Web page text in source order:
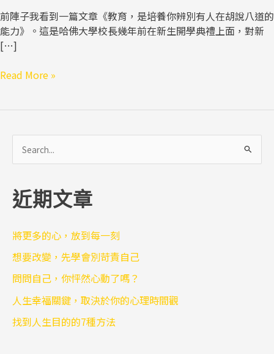
前陣子我看到一篇文章《教育，是培養你辨別有人在胡說八道的
能力》。這是哈佛大學校長幾年前在新生開學典禮上面，對新
[…]
Read More »
尋
鍵
:
近期文章
將更多的心，放到每一刻
想要改變，先學會別苛責自己
問問自己，你怦然心動了嗎？
人生幸福關鍵，取決於你的心理時間觀
找到人生目的的7種方法